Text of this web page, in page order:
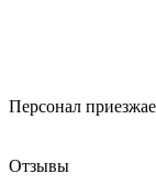
Персонал
Отзывы